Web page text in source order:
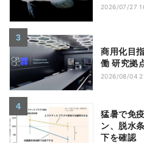
2026/07/27
商用化目
働 研究拠
2026/08/04
猛暑で免
ン、脱水
下を確認